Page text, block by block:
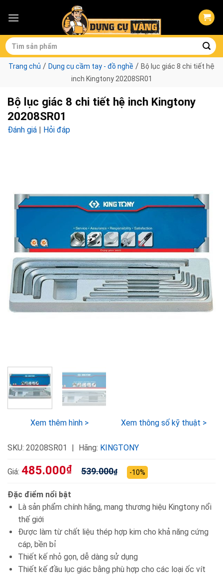
Tìm
kiếm:
Trang chủ / Dụng cụ cầm tay - đồ nghề / Bộ lục giác 8 chi tiết hệ
inch Kingtony 20208SR01
Bộ lục giác 8 chi tiết hệ inch Kingtony
20208SR01
Đánh giá | Hỏi đáp
Xem thêm hình > Xem thông số kỹ thuật >
SKU: 20208SR01 Hãng: KINGTONY
Giá: 485.000₫ 539.000₫ -10%
Đặc điểm nổi bật
Là sản phẩm chính hãng, mang thương hiệu Kingtony nổi
thế giới
Được làm từ chất liệu thép hợp kim cho khả năng cứng
cáp, bền bỉ
Thiết kế nhỏ gọn, dễ dàng sử dụng
Thiết kế đầu lục giác bằng phù hợp cho các loại ốc vít